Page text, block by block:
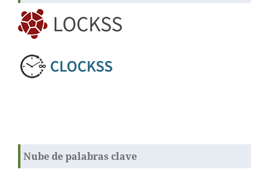
Nube de palabras clave